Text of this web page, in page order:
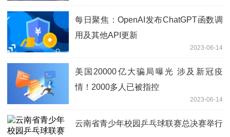
每日聚焦：OpenAI发布ChatGPT函数调
用及其他API更新
2023-06-14
美国20000亿大骗局曝光 涉及新冠疫
情！2000多人已被指控
2023-06-14
云南省青少年校园乒乓球联赛总决赛举行